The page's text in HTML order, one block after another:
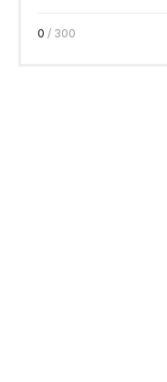
0 / 300